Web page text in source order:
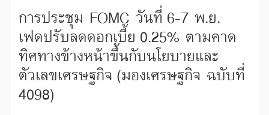
การประชุม FOMC วันที่ 6-7 พ.ย.
เฟดปรับลดดอกเบี้ย 0.25% ตามคาด
ทิศทางข้างหน้าขึ้นกับนโยบายและ
ตัวเลขเศรษฐกิจ (มองเศรษฐกิจ ฉบับที่
4098)